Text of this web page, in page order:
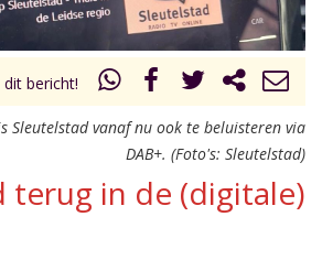
dit bericht!
Sleutelstad vanaf nu ook te beluisteren via
DAB+. (Foto's: Sleutelstad)
terug in de (digitale)